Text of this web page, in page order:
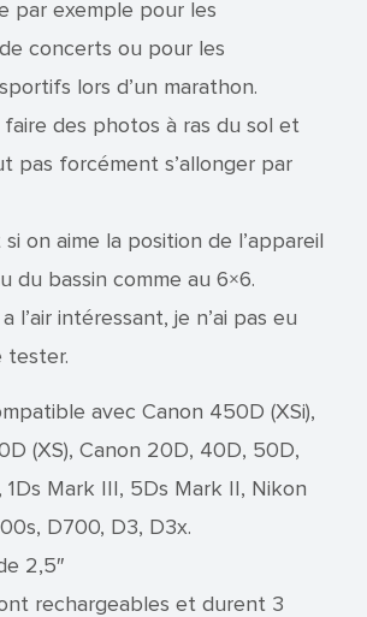
par exemple pour les
concerts ou pour les
lors d’un marathon.
faire des photos à ras du sol et
pas forcément s’allonger par
on aime la position de l’appareil
du bassin comme au 6×6.
l’air intéressant, je n’ai pas eu
tester.
avec Canon 450D (XSi),
(XS), Canon 20D, 40D, 50D,
1Ds Mark III, 5Ds Mark II, Nikon
D700, D3, D3x.
2,5″
rechargeables et durent 3